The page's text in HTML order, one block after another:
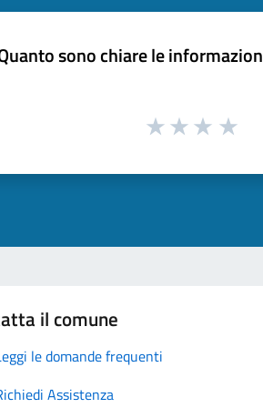
sono chiare le
il comune
le domande frequenti
Assistenza